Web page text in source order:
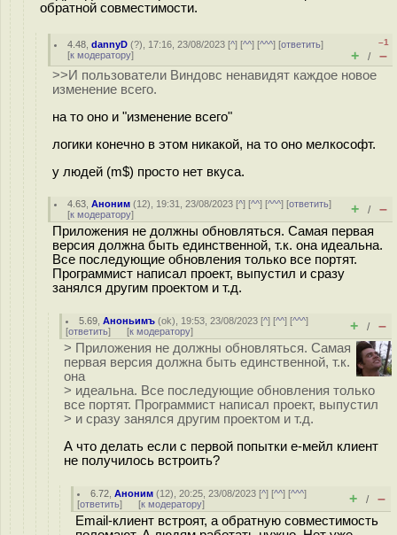
обратной совместимости.
4.48 ,dannyD (?), 17:16, 23/08/2023 [^] [^^] [^^^] [ответить]
[к модератору]
–1
+ / –
>>И пользователи Виндовс ненавидят каждое новое
изменение всего.
на то оно и "изменение всего"
логики конечно в этом никакой, на то оно мелкософт.
у людей (m$) просто нет вкуса.
4.63 ,Аноним (12), 19:31, 23/08/2023 [^] [^^] [^^^] [ответить]
[к модератору] + / –
Приложения не должны обновляться. Самая первая
версия должна быть единственной, т.к. она идеальна.
Все последующие обновления только все портят.
Программист написал проект, выпустил и сразу
занялся другим проектом и т.д.
5.69 ,Аноньимъ (ok), 19:53, 23/08/2023 [^] [^^] [^^^]
[ответить] [к модератору] + / –
> Приложения не должны обновляться. Самая
первая версия должна быть единственной, т.к.
она
> идеальна. Все последующие обновления только
все портят. Программист написал проект, выпустил
> и сразу занялся другим проектом и т.д.
А что делать если с первой попытки е-мейл клиент
не получилось встроить?
6.72 ,Аноним (12), 20:25, 23/08/2023 [^] [^^] [^^^]
[ответить] [к модератору] + / –
Email-клиент встроят, а обратную совместимость